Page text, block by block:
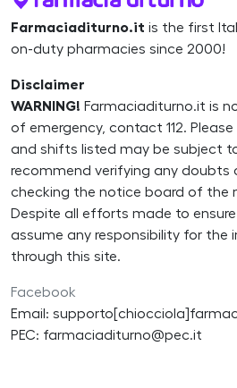
Farmaciaditurno.it is the first
on-duty pharmacies since 2000!
Disclaimer
WARNING! Farmaciaditurno.it is
of emergency, contact 112.
and shifts listed may be subject
recommend verifying any doubts
checking the notice board of the
Despite all efforts made to
assume any responsibility for the
through this site.
Facebook
Email:
PEC: farmaciaditurno@pec.it